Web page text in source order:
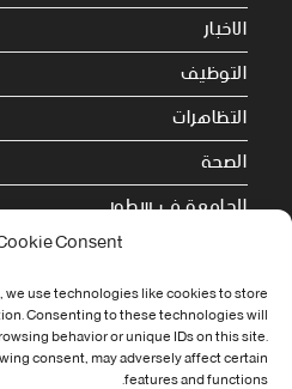
Consent
use technologies like cookies to store
Consenting to these technologies will
behavior or unique IDs on this site.
consent, may adversely affect certain
features and functions.
الاخبار
التوظيف
التظاهرات
الصحة
الجامعة في سطور
Cookie Policy (EU)
معلومات الاتصال
Address: